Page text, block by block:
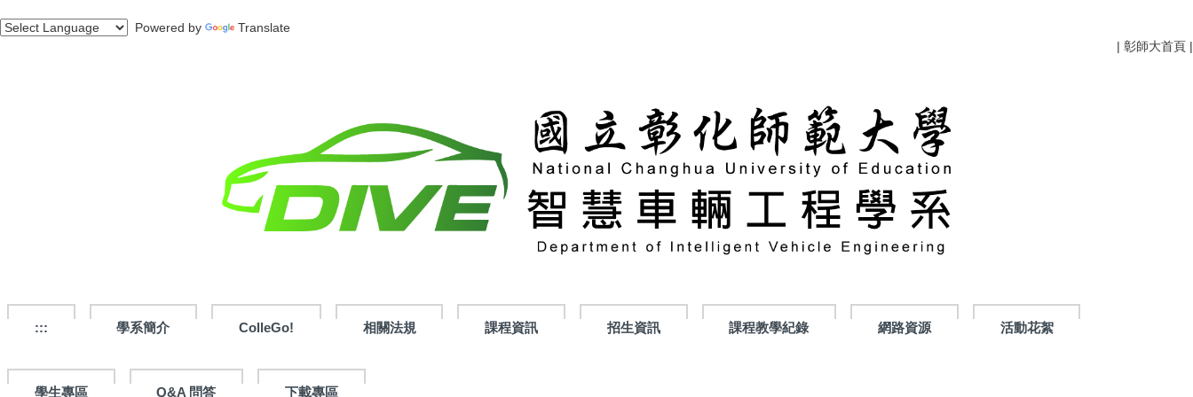
到
Powered by
Translate
| 彰師大首頁 |
::: 學系簡介 ColleGo! 相關法規 課程資訊 招生資訊 課程教學紀錄 網路資源 活動花絮
學生專區 Q&A 問答 下載專區